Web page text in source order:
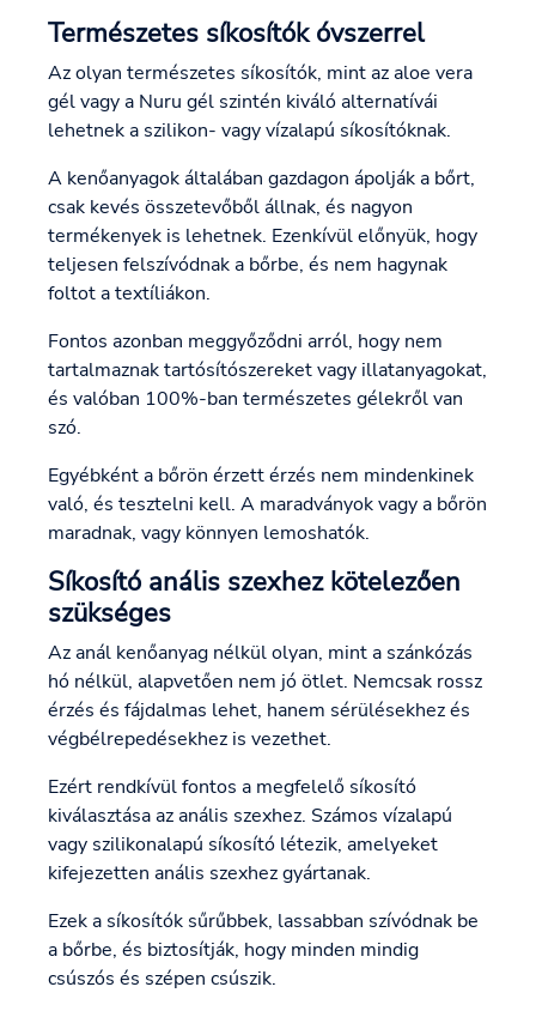
Természetes síkosítók óvszerrel
Az olyan természetes síkosítók, mint az aloe vera
gél vagy a Nuru gél szintén kiváló alternatívái
lehetnek a szilikon- vagy vízalapú síkosítóknak.
A kenőanyagok általában gazdagon ápolják a bőrt,
csak kevés összetevőből állnak, és nagyon
termékenyek is lehetnek. Ezenkívül előnyük, hogy
teljesen felszívódnak a bőrbe, és nem hagynak
foltot a textíliákon.
Fontos azonban meggyőződni arról, hogy nem
tartalmaznak tartósítószereket vagy illatanyagokat,
és valóban 100%-ban természetes gélekről van
szó.
Egyébként a bőrön érzett érzés nem mindenkinek
való, és tesztelni kell. A maradványok vagy a bőrön
maradnak, vagy könnyen lemoshatók.
Síkosító anális szexhez kötelezően
szükséges
Az anál kenőanyag nélkül olyan, mint a szánkózás
hó nélkül, alapvetően nem jó ötlet. Nemcsak rossz
érzés és fájdalmas lehet, hanem sérülésekhez és
végbélrepedésekhez is vezethet.
Ezért rendkívül fontos a megfelelő síkosító
kiválasztása az anális szexhez. Számos vízalapú
vagy szilikonalapú síkosító létezik, amelyeket
kifejezetten anális szexhez gyártanak.
Ezek a síkosítók sűrűbbek, lassabban szívódnak be
a bőrbe, és biztosítják, hogy minden mindig
csúszós és szépen csúszik.